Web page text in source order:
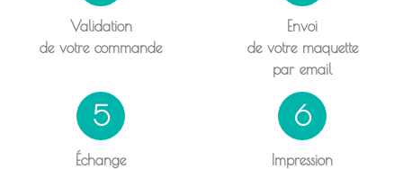
Validation
de votre commande
Envoi
de votre maquette
par email
5
Échange
6
Impression